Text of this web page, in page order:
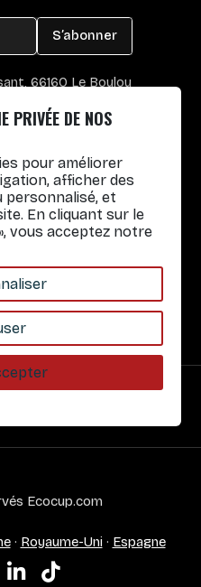
S’abonner
66160 Le Boulou
/ 14h-17h
Ecocup.com
· Royaume-Uni · Espagne
PRIVÉE DE NOS
pour améliorer
afficher des
personnalisé, et
En cliquant sur le
vous acceptez notre